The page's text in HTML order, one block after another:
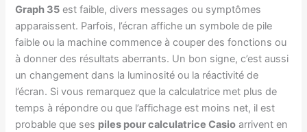
Graph 35 est faible, divers messages ou symptômes
apparaissent. Parfois, l’écran affiche un symbole de pile
faible ou la machine commence à couper des fonctions ou
à donner des résultats aberrants. Un bon signe, c’est aussi
un changement dans la luminosité ou la réactivité de
l’écran. Si vous remarquez que la calculatrice met plus de
temps à répondre ou que l’affichage est moins net, il est
probable que ses piles pour calculatrice Casio arrivent en